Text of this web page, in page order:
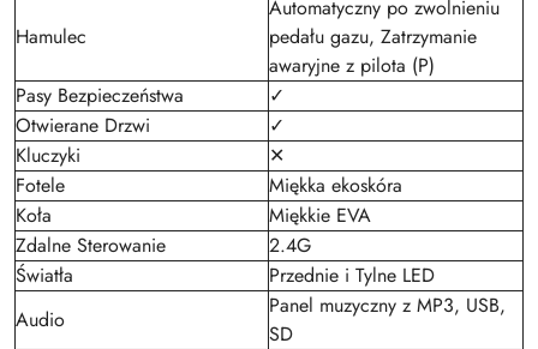
Hamulec
Automatyczny po zwolnieniu
pedału gazu, Zatrzymanie
awaryjne z pilota (P)
Pasy Bezpieczeństwa
✓
Otwierane Drzwi
✓
Kluczyki
✕
Fotele
Miękka ekoskóra
Koła
Miękkie EVA
Zdalne Sterowanie
2.4G
Światła
Przednie i Tylne LED
Audio
Panel muzyczny z MP3, USB,
SD